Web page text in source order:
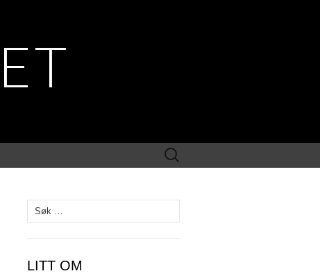
Søk
etter:
Søk
etter:
LITT OM